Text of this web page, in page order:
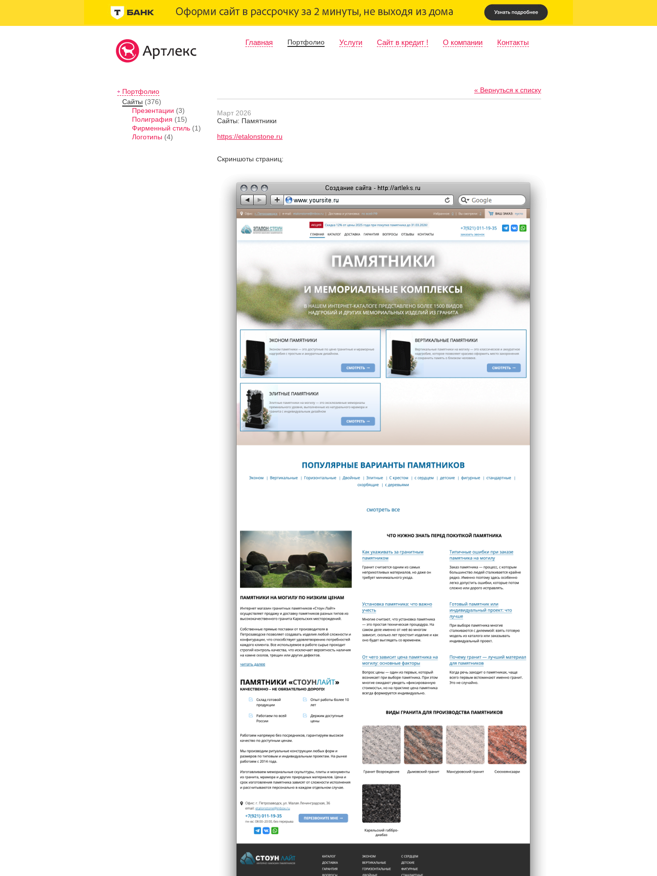
Главная Портфолио Услуги Сайт в кредит ! О компании Контакты
Портфолио
Сайты (376)
Презентации (3)
Полиграфия (15)
Фирменный стиль (1)
Логотипы (4)
« Вернуться к списку
Март 2026
Сайты: Памятники
https://etalonstone.ru
Скриншоты страниц: